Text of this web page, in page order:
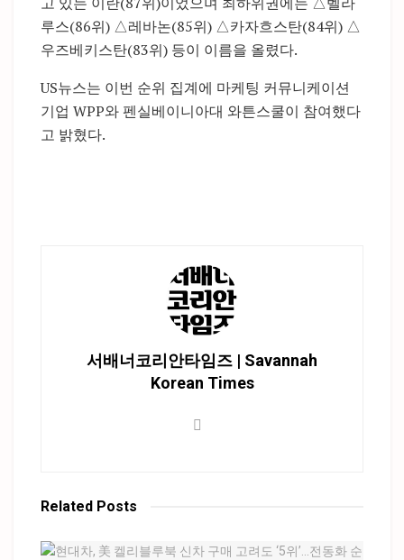
루스(86위) △레바논(85위) △카자흐스탄(84위) △
우즈베키스탄(83위) 등이 이름을 올렸다.
US뉴스는 이번 순위 집계에 마케팅 커뮤니케이션
기업 WPP와 펜실베이니아대 와튼스쿨이 참여했다
고 밝혔다.
서배너코리안타임즈 | Savannah
Korean Times
Related Posts